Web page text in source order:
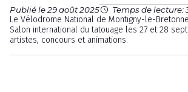
Publié le 29 août 2025 Temps de lecture:
Le Vélodrome National de Montigny-le-
Salon international du tatouage les 27 et 28
artistes, concours et animations.